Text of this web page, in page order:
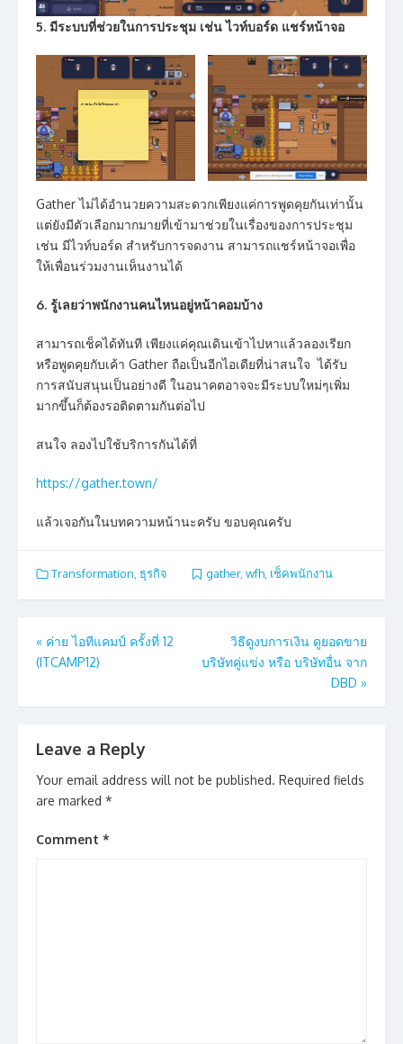
5. มีระบบที่ช่วยในการประชุม เช่น ไวท์บอร์ด แชร์หน้าจอ
Gather ไม่ได้อำนวยความสะดวกเพียงแค่การพูดคุยกันเท่านั้น
แต่ยังมีตัวเลือกมากมายที่เข้ามาช่วยในเรื่องของการประชุม
เช่น มีไวท์บอร์ด สำหรับการจดงาน สามารถแชร์หน้าจอเพื่อ
ให้เพื่อนร่วมงานเห็นงานได้
6. รู้เลยว่าพนักงานคนไหนอยู่หน้าคอมบ้าง
สามารถเช็คได้ทันที เพียงแค่คุณเดินเข้าไปหาแล้วลองเรียก
หรือพูดคุยกับเค้า Gather ถือเป็นอีกไอเดียที่น่าสนใจ ได้รับ
การสนับสนุนเป็นอย่างดี ในอนาคตอาจจะมีระบบใหม่ๆเพิ่ม
มากขึ้นก็ต้องรอติดตามกันต่อไป
สนใจ ลองไปใช้บริการกันได้ที่
https://gather.town/
แล้วเจอกันในบทความหน้านะครับ ขอบคุณครับ
Transformation, ธุรกิจ gather, wfh, เช็คพนักงาน
Post
navigation
« ค่าย ไอทีแคมป์ ครั้งที่ 12
(ITCAMP12)
วิธีดูงบการเงิน ดูยอดขาย
บริษัทคู่แข่ง หรือ บริษัทอื่น จาก
DBD »
Leave a Reply
Your email address will not be published. Required fields
are marked *
Comment *